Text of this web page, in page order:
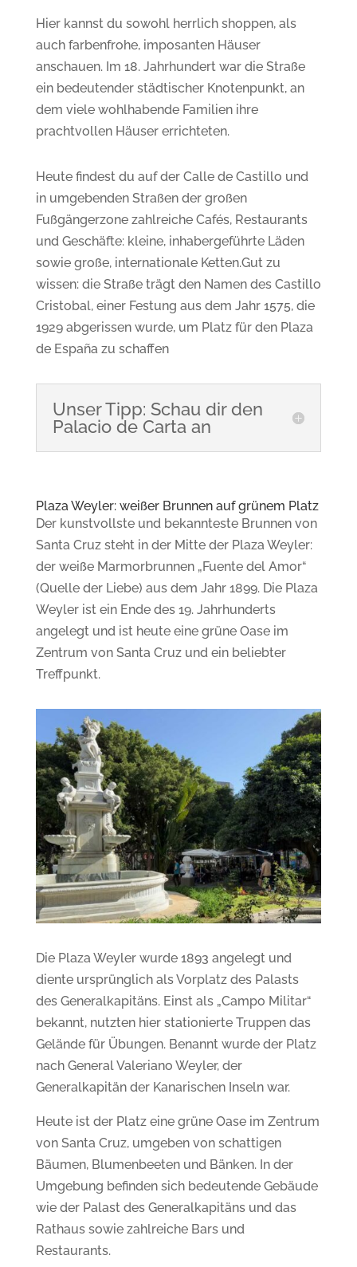
Hier kannst du sowohl herrlich shoppen, als
auch farbenfrohe, imposanten Häuser
anschauen. Im 18. Jahrhundert war die Straße
ein bedeutender städtischer Knotenpunkt, an
dem viele wohlhabende Familien ihre
prachtvollen Häuser errichteten.
Heute findest du auf der Calle de Castillo und
in umgebenden Straßen der großen
Fußgängerzone zahlreiche Cafés, Restaurants
und Geschäfte: kleine, inhabergeführte Läden
sowie große, internationale Ketten.Gut zu
wissen: die Straße trägt den Namen des Castillo
Cristobal, einer Festung aus dem Jahr 1575, die
1929 abgerissen wurde, um Platz für den Plaza
de España zu schaffen
Unser Tipp: Schau dir den
Palacio de Carta an
Plaza Weyler: weißer Brunnen auf grünem Platz
Der kunstvollste und bekannteste Brunnen von
Santa Cruz steht in der Mitte der Plaza Weyler:
der weiße Marmorbrunnen „Fuente del Amor“
(Quelle der Liebe) aus dem Jahr 1899. Die Plaza
Weyler ist einEnde des 19. Jahrhunderts
angelegt und ist heute eine grüne Oase im
Zentrum von Santa Cruz und ein beliebter
Treffpunkt.
Die Plaza Weyler wurde 1893 angelegt und
diente ursprünglich als Vorplatz des Palasts
des Generalkapitäns. Einst als „Campo Militar“
bekannt, nutzten hier stationierte Truppen das
Gelände für Übungen. Benannt wurde der Platz
nach General Valeriano Weyler, der
Generalkapitän der Kanarischen Inseln war.
Heute ist der Platz eine grüne Oase im Zentrum
von Santa Cruz, umgeben von schattigen
Bäumen, Blumenbeeten und Bänken. In der
Umgebung befinden sich bedeutende Gebäude
wie der Palast des Generalkapitäns und das
Rathaus sowie zahlreiche Bars und
Restaurants.